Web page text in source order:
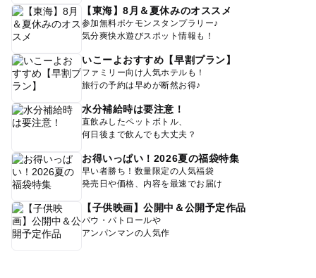
【東海】8月＆夏休みのオススメ
参加無料ポケモンスタンプラリー♪
気分爽快水遊びスポット情報も！
いこーよおすすめ【早割プラン】
ファミリー向け人気ホテルも！
旅行の予約は早めが断然お得♪
水分補給時は要注意！
直飲みしたペットボトル、
何日後まで飲んでも大丈夫？
お得いっぱい！2026夏の福袋特集
早い者勝ち！数量限定の人気福袋
発売日や価格、内容を最速でお届け
【子供映画】公開中＆公開予定作品
パウ・パトロールや
アンパンマンの人気作